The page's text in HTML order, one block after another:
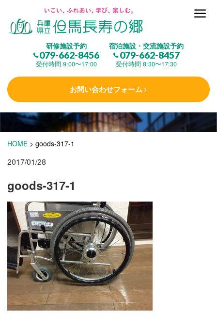
研修施設予約
079-662-8456
受付時間 9:00〜17:00
宿泊施設・交流施設予約
079-662-8457
受付時間 8:30〜17:30
お問い合わせフォーム
但馬長寿の郷とは
(研修施設)
楽しむ
学 ぶ(健康福祉)
(宿泊)
施設・料金
アクセス
HOME > goods-317-1
2017/01/28
goods-317-1